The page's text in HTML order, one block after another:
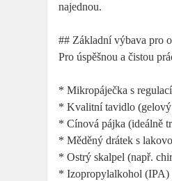
najednou.
## Základní výbava pro
Pro úspěšnou a čistou
* Mikropáječka s
* Kvalitní tavidlo (gelový
* Cínová pájka (ideálně
* Měděný drátek s
* Ostrý skalpel (např.
* Izopropylalkohol (IPA)